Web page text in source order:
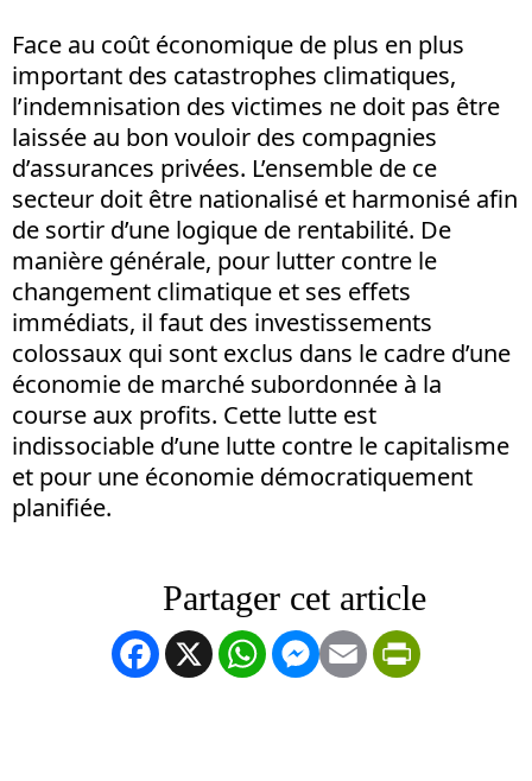
Face au coût économique de plus en plus
important des catastrophes climatiques,
l’indemnisation des victimes ne doit pas être
laissée au bon vouloir des compagnies
d’assurances privées. L’ensemble de ce
secteur doit être nationalisé et harmonisé afin
de sortir d’une logique de rentabilité. De
manière générale, pour lutter contre le
changement climatique et ses effets
immédiats, il faut des investissements
colossaux qui sont exclus dans le cadre d’une
économie de marché subordonnée à la
course aux profits. Cette lutte est
indissociable d’une lutte contre le capitalisme
et pour une économie démocratiquement
planifiée.
Facebook
X WhatsApp
Messenger
Email